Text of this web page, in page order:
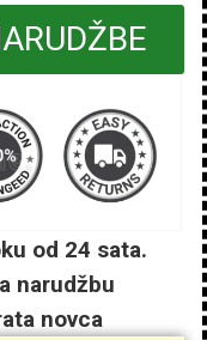
od 24 sata.
narudžbu
novca